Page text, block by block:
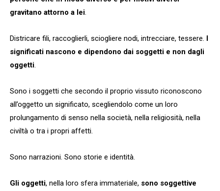
gravitano attorno a lei
Districare fili, raccoglierli, sciogliere nodi, intrecciare, tessere. I
significati nascono e dipendono dai soggetti e non dagli
oggetti
Sono i soggetti che secondo il proprio vissuto riconoscono
all’oggetto un significato, scegliendolo come un loro
prolungamento di senso nella società, nella religiosità, nella
civiltà o tra i propri affetti.
Sono narrazioni. Sono storie e identità.
Gli oggetti, nella loro sfera immateriale, sono soggettive